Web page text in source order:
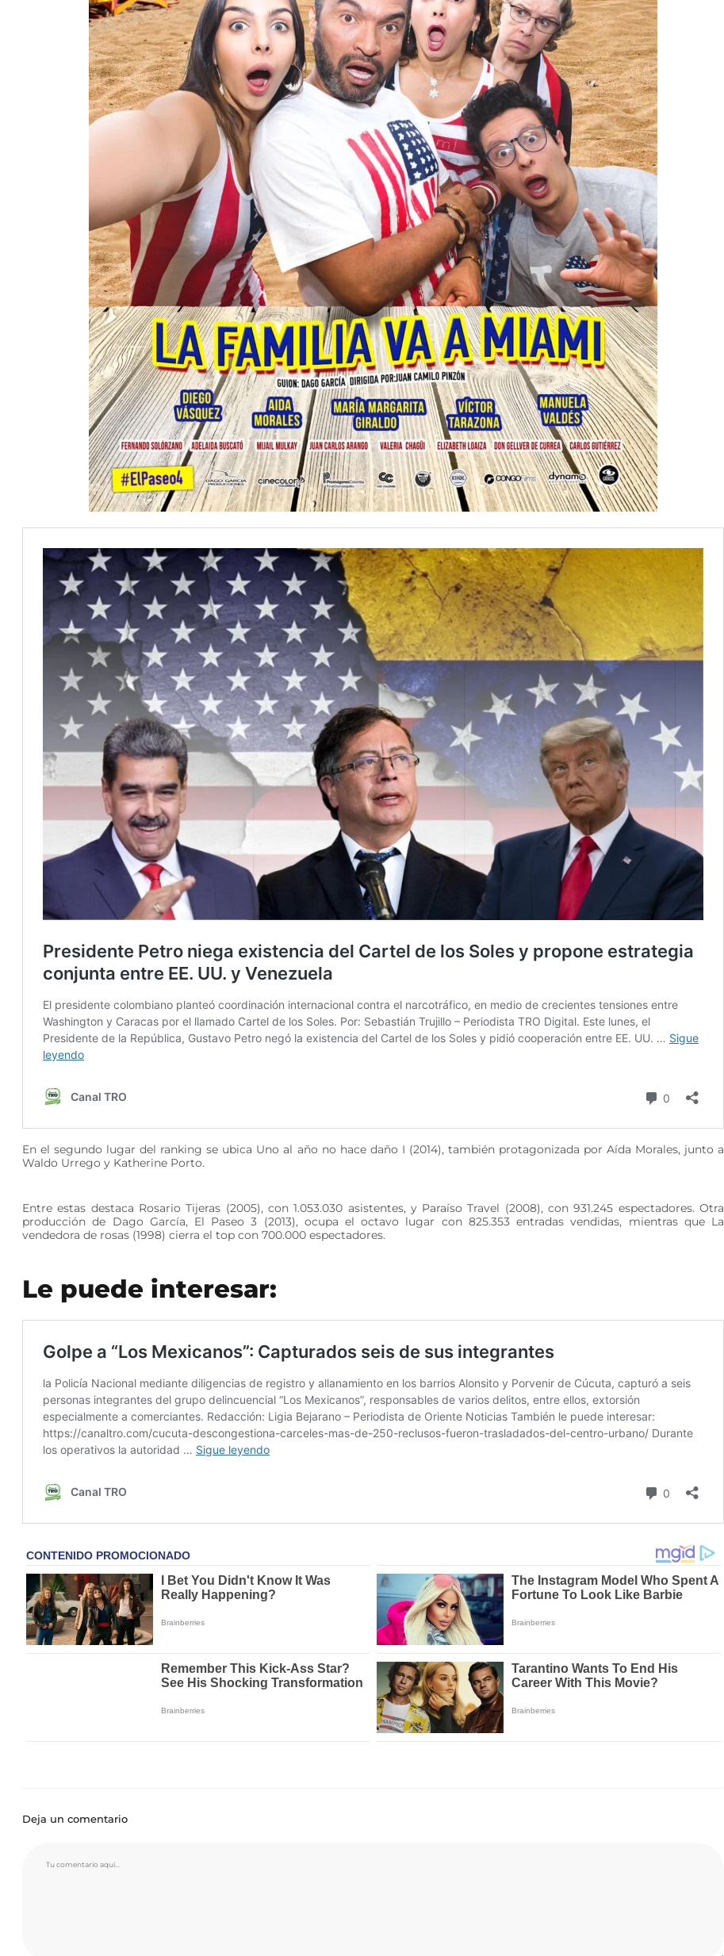
En el segundo lugar del ranking se ubica Uno al año no hace daño I (2014), también protagonizada por Aída Morales, junto a
Waldo Urrego y Katherine Porto.
Entre estas destaca Rosario Tijeras (2005), con 1.053.030 asistentes, y Paraíso Travel (2008), con 931.245 espectadores. Otra
producción de Dago García, El Paseo 3 (2013), ocupa el octavo lugar con 825.353 entradas vendidas, mientras que La
vendedora de rosas (1998) cierra el top con 700.000 espectadores.
Le puede interesar:
Deja un comentario